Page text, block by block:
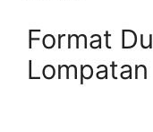
Format